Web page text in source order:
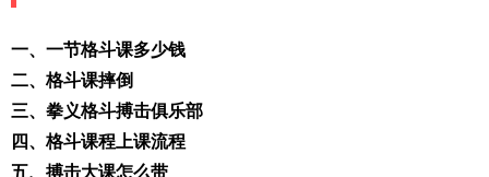
一、一节格斗课多少钱
二、格斗课摔倒
三、拳义格斗搏击俱乐部
四、格斗课程上课流程
五、搏击大课怎么带